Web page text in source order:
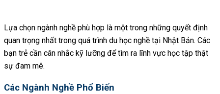
Lựa chọn ngành nghề phù hợp là một trong những quyết định
quan trọng nhất trong quá trình du học nghề tại Nhật Bản. Các
bạn trẻ cần cân nhắc kỹ lưỡng để tìm ra lĩnh vực học tập thật
sự đam mê.
Các Ngành Nghề Phổ Biến